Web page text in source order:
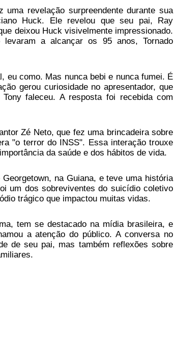
revelação surpreendente durante sua
Huck. Ele revelou que seu pai, Ray
deixou Huck visivelmente impressionado.
a alcançar os 95 anos, Tornado
eu como. Mas nunca bebi e nunca fumei. É
gerou curiosidade no apresentador, que
faleceu. A resposta foi recebida com
Zé Neto, que fez uma brincadeira sobre
"o terror do INSS". Essa interação trouxe
da saúde e dos hábitos de vida.
na Guiana, e teve uma história
um dos sobreviventes do suicídio coletivo
trágico que impactou muitas vidas.
tem se destacado na mídia brasileira, e
a atenção do público. A conversa no
de seu pai, mas também reflexões sobre